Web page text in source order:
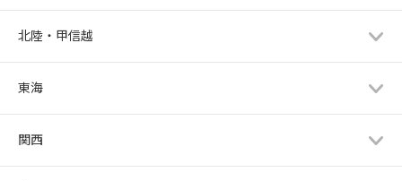
北陸・甲信越
東海
関西